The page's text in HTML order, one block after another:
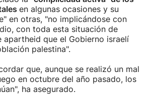
en algunas ocasiones y su
en otras, "no implicándose con
con toda esta situación de
apartheid que el Gobierno israelí
palestina".
que, aunque se realizó un mal
en octubre del año pasado, los
ha asegurado.